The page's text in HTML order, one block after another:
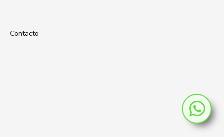
Contacto